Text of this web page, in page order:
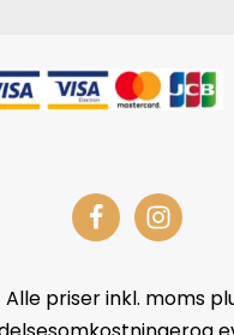
Alle priser inkl. moms